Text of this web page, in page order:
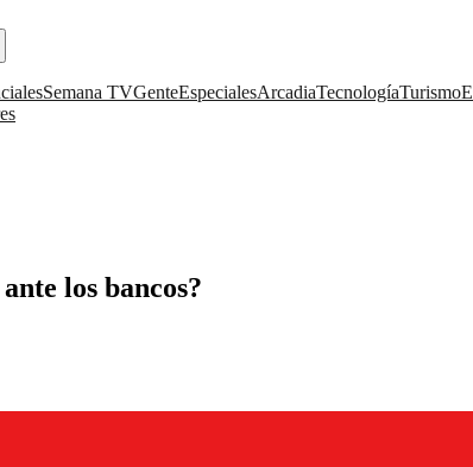
Semana TVGenteEspecialesArcadiaTecnologíaTurismo
los bancos?